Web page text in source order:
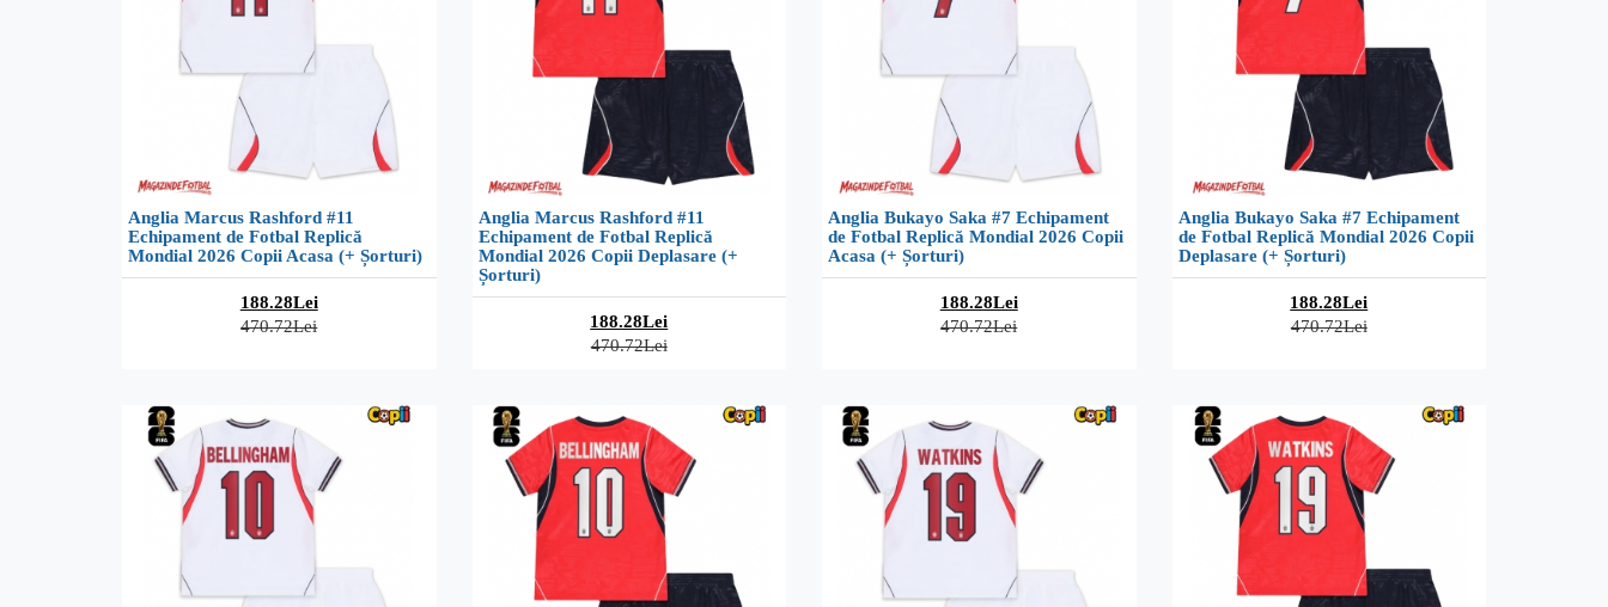
Anglia Marcus Rashford #11
Echipament de Fotbal Replică
Mondial 2026 Copii Acasa (+ Șorturi)
188.28Lei
470.72Lei
Anglia Marcus Rashford #11
Echipament de Fotbal Replică
Mondial 2026 Copii Deplasare (+
Șorturi)
188.28Lei
470.72Lei
Anglia Bukayo Saka #7 Echipament
de Fotbal Replică Mondial 2026 Copii
Acasa (+ Șorturi)
188.28Lei
470.72Lei
Anglia Bukayo Saka #7 Echipament
de Fotbal Replică Mondial 2026 Copii
Deplasare (+ Șorturi)
188.28Lei
470.72Lei